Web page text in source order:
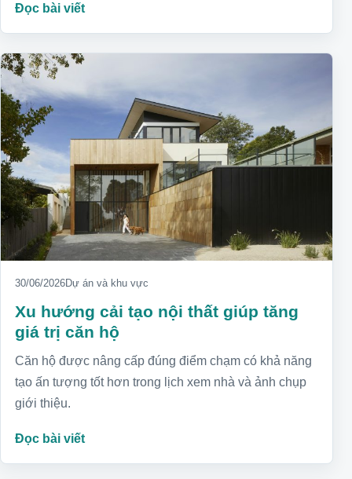
Đọc bài viết
30/06/2026Dự án và khu vực
Xu hướng cải tạo nội thất giúp tăng
giá trị căn hộ
Căn hộ được nâng cấp đúng điểm chạm có khả năng
tạo ấn tượng tốt hơn trong lịch xem nhà và ảnh chụp
giới thiệu.
Đọc bài viết